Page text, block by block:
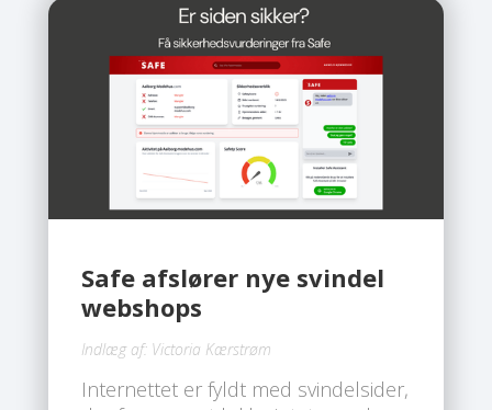
Safe afslører nye svindel
webshops
Indlæg af: Victoria Kærstrøm
Internettet er fyldt med svindelsider,